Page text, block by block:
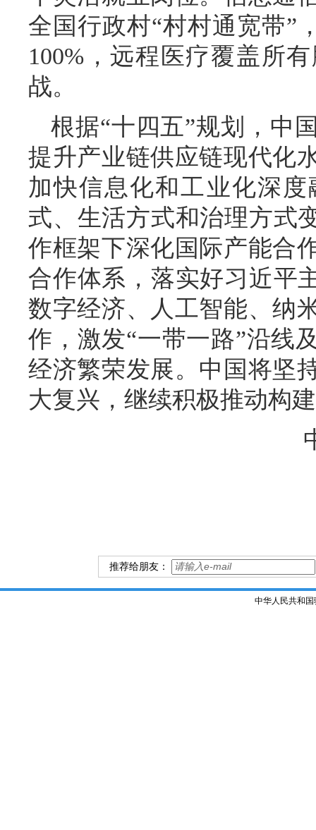
全国行政村“村村通宽带”
100%，远程医疗覆盖所
战。
根据“十四五”规划，中
提升产业链供应链现代化
加快信息化和工业化深
式、生活方式和治理方式
作框架下深化国际产能合
合作体系，落实好习近平
数字经济、人工智能、纳
作，激发“一带一路”沿线
经济繁荣发展。中国将坚
大复兴，继续积极推动构
推荐给朋友：
中华人民共和